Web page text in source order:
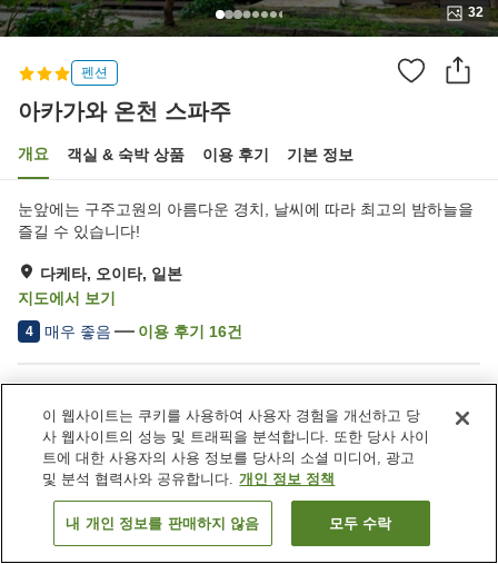
32
펜션
아카가와 온천 스파주
개요 객실 & 숙박 상품 이용 후기 기본 정보
눈앞에는 구주고원의 아름다운 경치, 날씨에 따라 최고의 밤하늘을
즐길 수 있습니다!
다케타, 오이타, 일본
지도에서 보기
4 매우 좋음 이용 후기 16건
주차장
자동판매기
연회장
노천탕 (온천)
객실 보기
이 웹사이트는 쿠키를 사용하여 사용자 경험을 개선하고 당
사 웹사이트의 성능 및 트래픽을 분석합니다. 또한 당사 사이
트에 대한 사용자의 사용 정보를 당사의 소셜 미디어, 광고
및 분석 협력사와 공유합니다. 개인 정보 정책
내 개인 정보를 판매하지 않음 모두 수락